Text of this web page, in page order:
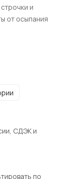
и
от осыпания
СДЭК и
по